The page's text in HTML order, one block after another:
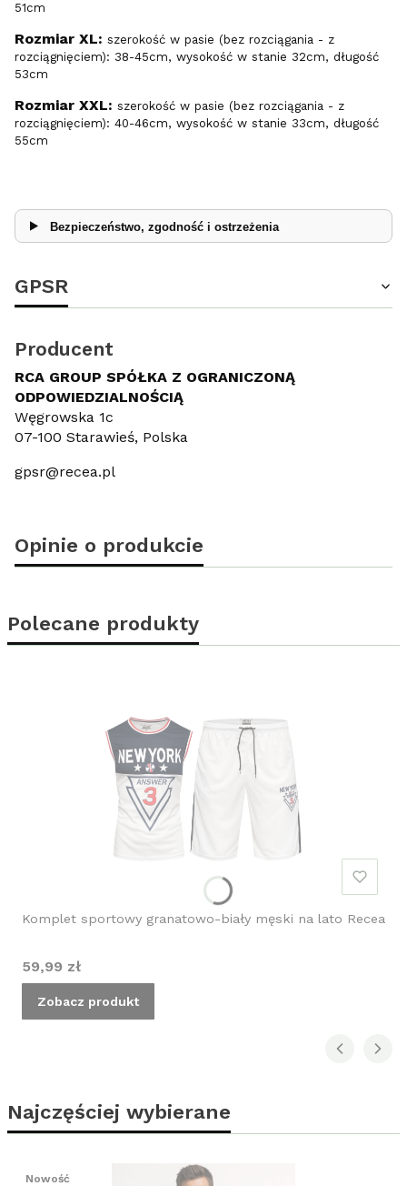
51cm
Rozmiar XL: szerokość w pasie (bez rozciągania - z
rozciągnięciem): 38-45cm, wysokość w stanie 32cm, długość
53cm
Rozmiar XXL: szerokość w pasie (bez rozciągania - z
rozciągnięciem): 40-46cm, wysokość w stanie 33cm, długość
55cm
Bezpieczeństwo, zgodność i ostrzeżenia
GPSR
Producent
RCA GROUP SPÓŁKA Z OGRANICZONĄ
ODPOWIEDZIALNOŚCIĄ
Węgrowska 1c
07-100 Starawieś, Polska
gpsr@recea.pl
Opinie o produkcie
Polecane produkty
Komplet sportowy granatowo-biały męski na lato Recea
Cena
59,99 zł
Zobacz produkt
Najczęściej wybierane
Nowość